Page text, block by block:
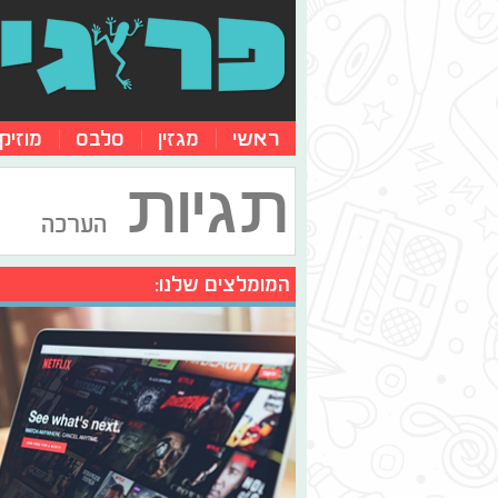
ראשי מגזין סלבס
תגיות הערכה
המומלצים שלנו: